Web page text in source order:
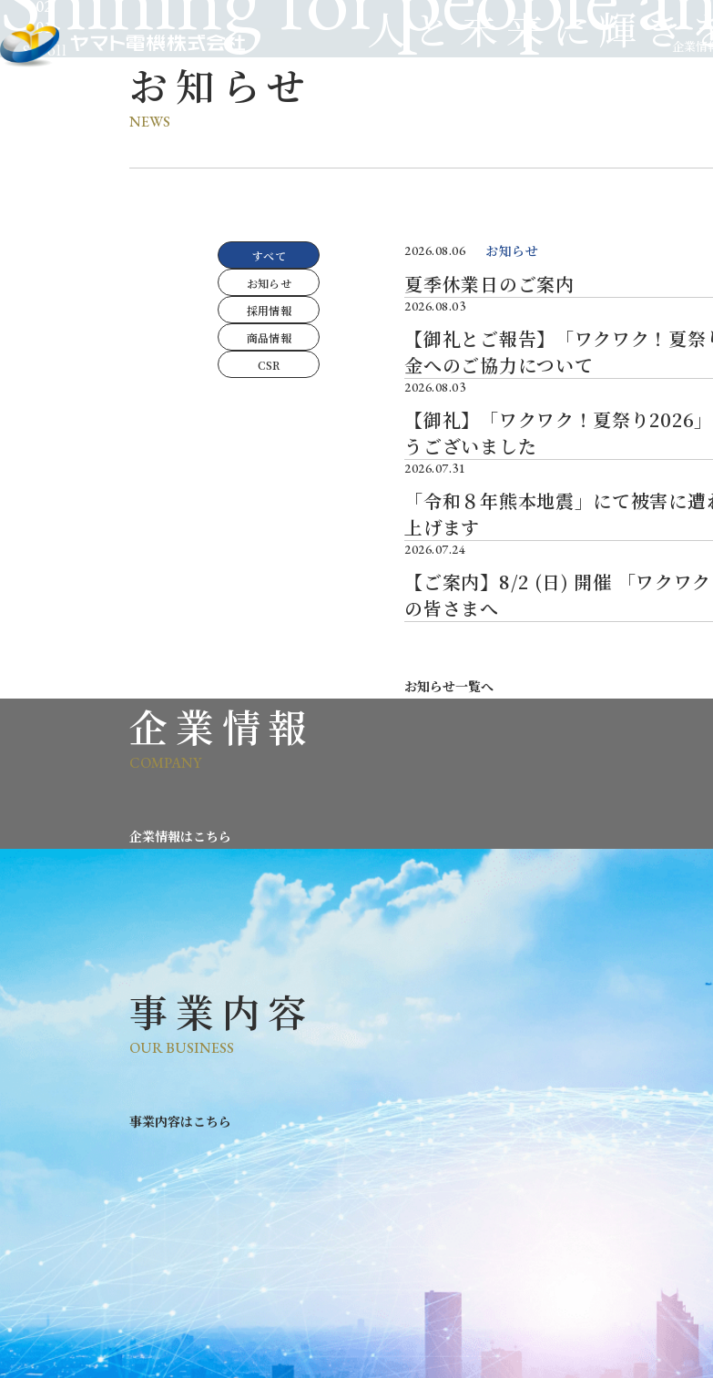
企業情
02.
01.
Scroll 人と未来に輝き
お知らせ
NEWS
すべて
お知らせ
採用情報
商品情報
CSR
2026.08.06 お知らせ
夏季休業日のご案内
2026.08.03
【御礼とご報告】「ワクワク！夏
金へのご協力について
2026.08.03
【御礼】「ワクワク！夏祭り2026
うございました
2026.07.31
「令和８年熊本地震」にて被害に
上げます
2026.07.24
【ご案内】8/2 (日) 開催 「ワクワ
の皆さまへ
お知らせ一覧へ
企業情報
COMPANY
企業情報はこちら
事業内容
OUR BUSINESS
事業内容はこちら